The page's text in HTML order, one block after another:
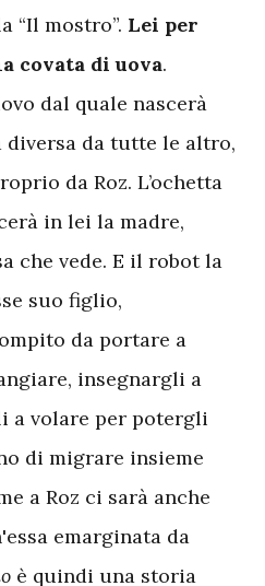
“Il mostro”. Lei per
covata di uova.
dal quale nascerà
diversa da tutte le altro,
da Roz. L’ochetta
in lei la madre,
che vede. E il robot la
suo figlio,
da portare a
insegnargli a
a volare per potergli
di migrare insieme
a Roz ci sarà anche
emarginata da
è quindi una storia